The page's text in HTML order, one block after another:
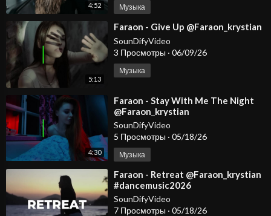
4:52 Музыка
5:13
⁣Faraon - Give Up @Faraon_krystian
SounDifyVideo
3 Просмотры · 06/09/26
Музыка
4:30
⁣Faraon - Stay With Me The Night
@Faraon_krystian
@KristianovOfficial
SounDifyVideo
5 Просмотры · 05/18/26
Музыка
⁣Faraon - Retreat @Faraon_krystian
#dancemusic2026
#deephousemusic #spotify
#carmusic #edm
SounDifyVideo
7 Просмотры · 05/18/26